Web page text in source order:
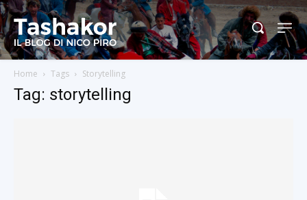
Home Tags Storytelling
Tag: storytelling